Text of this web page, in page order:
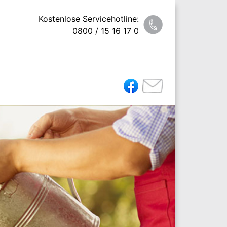
Kostenlose Servicehotline:
0800 / 15 16 17 0